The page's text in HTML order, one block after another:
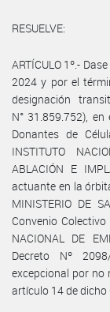
RESUELVE:
ARTÍCULO 1º.-
2024 y por el
designación
N° 31.859.752),
Donantes de
INSTITUTO
ABLACIÓN E
actuante en la
MINISTERIO DE
Convenio
NACIONAL DE
Decreto Nº
excepcional por no
artículo 14 de dicho